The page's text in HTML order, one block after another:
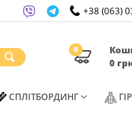
+38 (063)
0
0
СПЛІТБОРДИНГ(CURRENT)